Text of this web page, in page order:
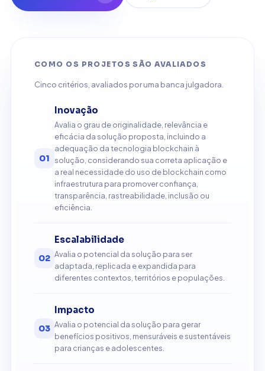
COMO OS PROJETOS SÃO AVALIADOS
Cinco critérios, avaliados por uma banca julgadora.
01
Inovação
Avalia o grau de originalidade, relevância e
eficácia da solução proposta, incluindo a
adequação da tecnologia blockchain à
solução, considerando sua correta aplicação e
a real necessidade do uso de blockchain como
infraestrutura para promover confiança,
transparência, rastreabilidade, inclusão ou
eficiência.
02
Escalabilidade
Avalia o potencial da solução para ser
adaptada, replicada e expandida para
diferentes contextos, territórios e populações.
03
Impacto
Avalia o potencial da solução para gerar
benefícios positivos, mensuráveis e sustentáveis
para crianças e adolescentes.